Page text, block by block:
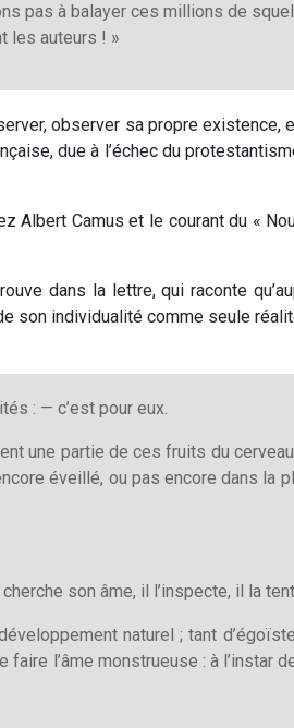
pas à balayer ces millions de
les auteurs ! »
observer sa propre existence,
due à l’échec du
Albert Camus et le courant du «
dans la lettre, qui raconte
son individualité comme seule
: — c’est pour eux.
une partie de ces fruits du
éveillé, ou pas encore dans la
son âme, il l’inspecte, il la
naturel ; tant
l’âme monstrueuse : à l’instar